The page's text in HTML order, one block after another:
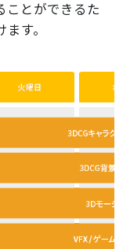
ことができるた
す。